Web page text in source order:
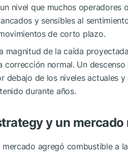
nivel que muchos
y sensibles al
de corto plazo.
magnitud de la caída
corrección normal. Un
debajo de los niveles actuales
durante años.
y un mercado
agregó combustible a